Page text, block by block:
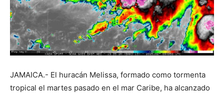
JAMAICA.- El huracán Melissa, formado como tormenta
tropical el martes pasado en el mar Caribe, ha alcanzado